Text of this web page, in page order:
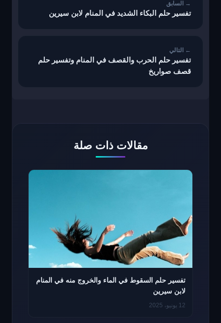
تفسير حلم البكاء الشديد في المنام لابن سيرين
تفسير حلم الحرب والقصف في المنام وتفسير حلم
قصف صواريخ
مقالات ذات صلة
تفسير حلم السقوط في الماء والخروج منه في المنام
لابن سيرين
12 يونيو، 2025